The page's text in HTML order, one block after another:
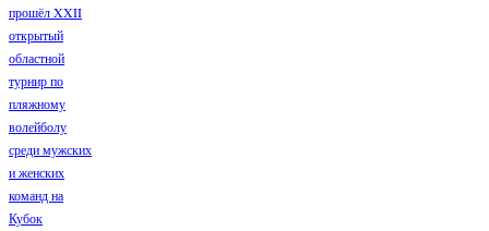
прошёл XXII
открытый
областной
турнир по
пляжному
волейболу
среди мужских
и женских
команд на
Кубок